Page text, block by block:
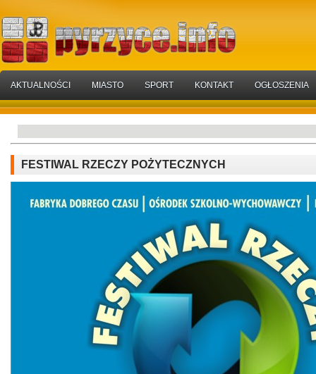
AKTUALNOŚCI MIASTO SPORT KONTAKT OGŁOSZENIA
FESTIWAL RZECZY POŻYTECZNYCH